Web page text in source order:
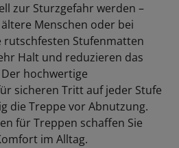
zur Sturzgefahr werden –
Menschen oder bei
rutschfesten Stufenmatten
Halt und reduzieren das
hochwertige
sicheren Tritt auf jeder Stufe
die Treppe vor Abnutzung.
für Treppen schaffen Sie
im Alltag.